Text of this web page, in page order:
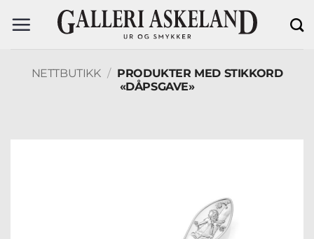
NETTBUTIKK / PRODUKTER MED STIKKORD
«DÅPSGAVE»